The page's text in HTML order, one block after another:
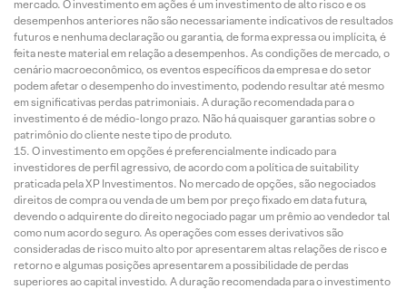
mercado. O investimento em ações é um investimento de alto risco e os
desempenhos anteriores não são necessariamente indicativos de resultados
futuros e nenhuma declaração ou garantia, de forma expressa ou implícita, é
feita neste material em relação a desempenhos. As condições de mercado, o
cenário macroeconômico, os eventos específicos da empresa e do setor
podem afetar o desempenho do investimento, podendo resultar até mesmo
em significativas perdas patrimoniais. A duração recomendada para o
investimento é de médio-longo prazo. Não há quaisquer garantias sobre o
patrimônio do cliente neste tipo de produto.
O investimento em opções é preferencialmente indicado para
investidores de perfil agressivo, de acordo com a política de suitability
praticada pela XP Investimentos. No mercado de opções, são negociados
direitos de compra ou venda de um bem por preço fixado em data futura,
devendo o adquirente do direito negociado pagar um prêmio ao vendedor tal
como num acordo seguro. As operações com esses derivativos são
consideradas de risco muito alto por apresentarem altas relações de risco e
retorno e algumas posições apresentarem a possibilidade de perdas
superiores ao capital investido. A duração recomendada para o investimento